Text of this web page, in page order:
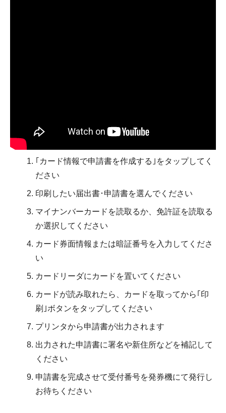
｢カード情報で申請書を作成する｣をタップしてく
ださい
印刷したい届出書･申請書を選んでください
マイナンバーカードを読取るか、免許証を読取る
か選択してください
カード券面情報または暗証番号を入力してくださ
い
カードリーダにカードを置いてください
カードが読み取れたら、カードを取ってから｢印
刷｣ボタンをタップしてください
プリンタから申請書が出力されます
出力された申請書に署名や新住所などを補記して
ください
申請書を完成させて受付番号を発券機にて発行し
お待ちください